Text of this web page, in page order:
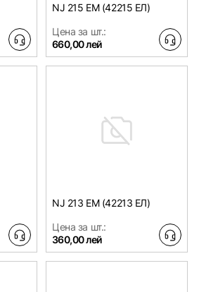
NJ 215 EM (42215 ЕЛ)
Цена за шт.:
660,00 лей
NJ 213 EM (42213 ЕЛ)
Цена за шт.:
360,00 лей